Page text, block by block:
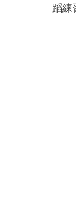
蹈練